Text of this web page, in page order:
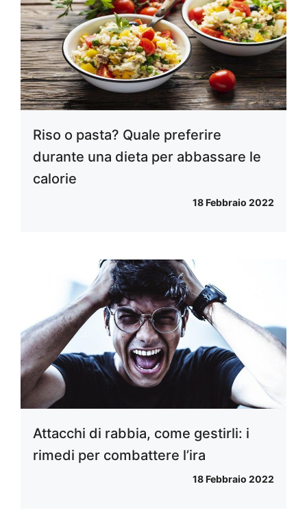
Riso o pasta? Quale preferire
durante una dieta per abbassare le
calorie
18 Febbraio 2022
Attacchi di rabbia, come gestirli: i
rimedi per combattere l’ira
18 Febbraio 2022